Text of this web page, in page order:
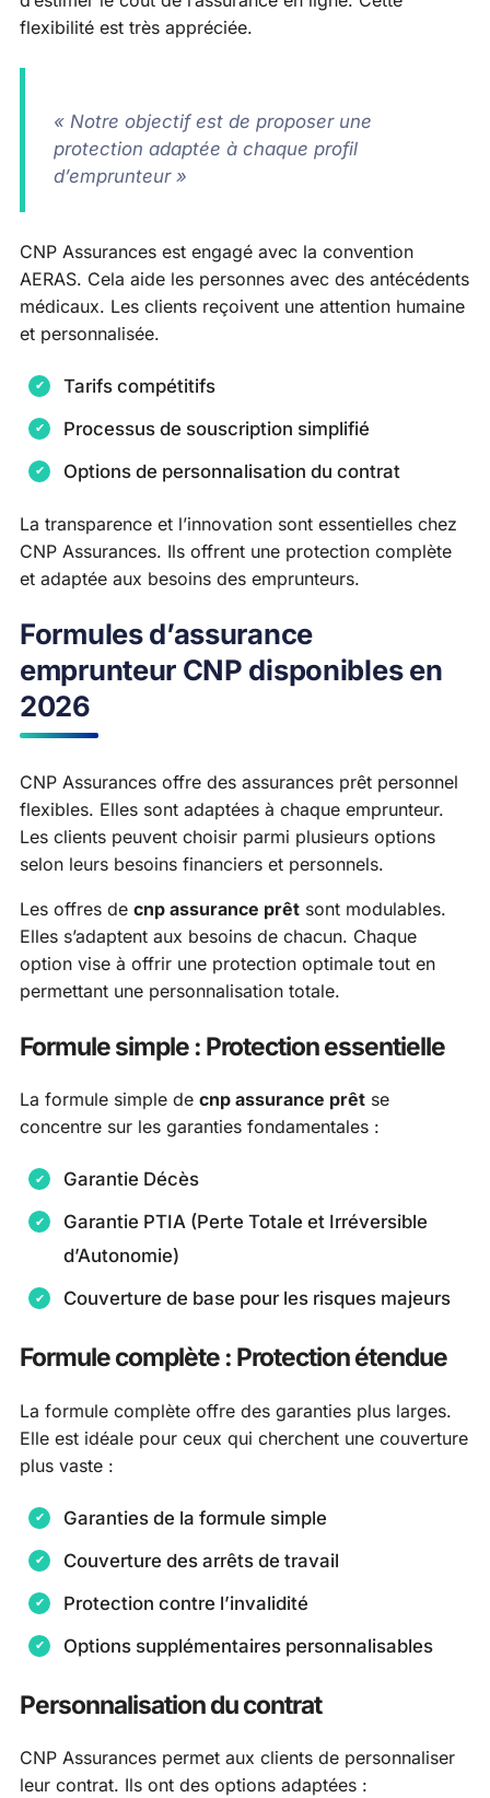
flexibilité est très appréciée.
« Notre objectif est de proposer une
protection adaptée à chaque profil
d’emprunteur »
CNP Assurances est engagé avec la convention
AERAS. Cela aide les personnes avec des antécédents
médicaux. Les clients reçoivent une attention humaine
et personnalisée.
Tarifs compétitifs
Processus de souscription simplifié
Options de personnalisation du contrat
La transparence et l’innovation sont essentielles chez
CNP Assurances. Ils offrent une protection complète
et adaptée aux besoins des emprunteurs.
Formules d’assurance
emprunteur CNP disponibles en
2026
CNP Assurances offre des assurances prêt personnel
flexibles. Elles sont adaptées à chaque emprunteur.
Les clients peuvent choisir parmi plusieurs options
selon leurs besoins financiers et personnels.
Les offres de cnp assurance prêt sont modulables.
Elles s’adaptent aux besoins de chacun. Chaque
option vise à offrir une protection optimale tout en
permettant une personnalisation totale.
Formule simple : Protection essentielle
La formule simple de cnp assurance prêt se
concentre sur les garanties fondamentales :
Garantie Décès
Garantie PTIA (Perte Totale et Irréversible
d’Autonomie)
Couverture de base pour les risques majeurs
Formule complète : Protection étendue
La formule complète offre des garanties plus larges.
Elle est idéale pour ceux qui cherchent une couverture
plus vaste :
Garanties de la formule simple
Couverture des arrêts de travail
Protection contre l’invalidité
Options supplémentaires personnalisables
Personnalisation du contrat
CNP Assurances permet aux clients de personnaliser
leur contrat. Ils ont des options adaptées :